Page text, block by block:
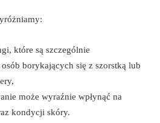
które są szczególnie
borykających się z szorstką lub
może wyraźnie wpłynąć na
kondycji skóry.